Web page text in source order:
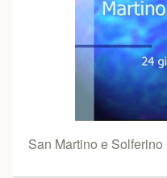
San Martino e Solferino